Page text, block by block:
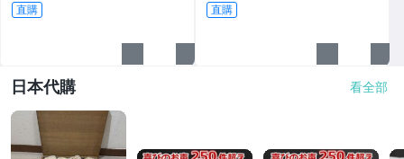
直購 直購
日本代購 看全部